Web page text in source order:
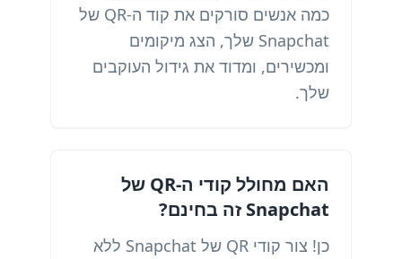
כמה אנשים סורקים את קוד ה-QR של
Snapchat שלך, הצג מיקומים
ומכשירים, ומדוד את גידול העוקבים
שלך.
האם מחולל קודי ה-QR של
Snapchat זה בחינם?
כן! צור קודי QR של Snapchat ללא